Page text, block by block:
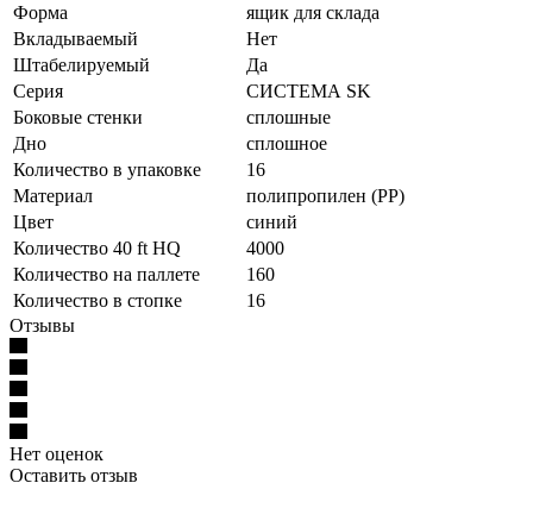
Форма
ящик для склада
Вкладываемый
Нет
Штабелируемый
Да
Серия
СИСТЕМА SK
Боковые стенки
сплошные
Дно
сплошное
Количество в упаковке
16
Материал
полипропилен (PP)
Цвет
синий
Количество 40 ft HQ
4000
Количество на паллете
160
Количество в стопке
16
Отзывы
Нет оценок
Оставить отзыв